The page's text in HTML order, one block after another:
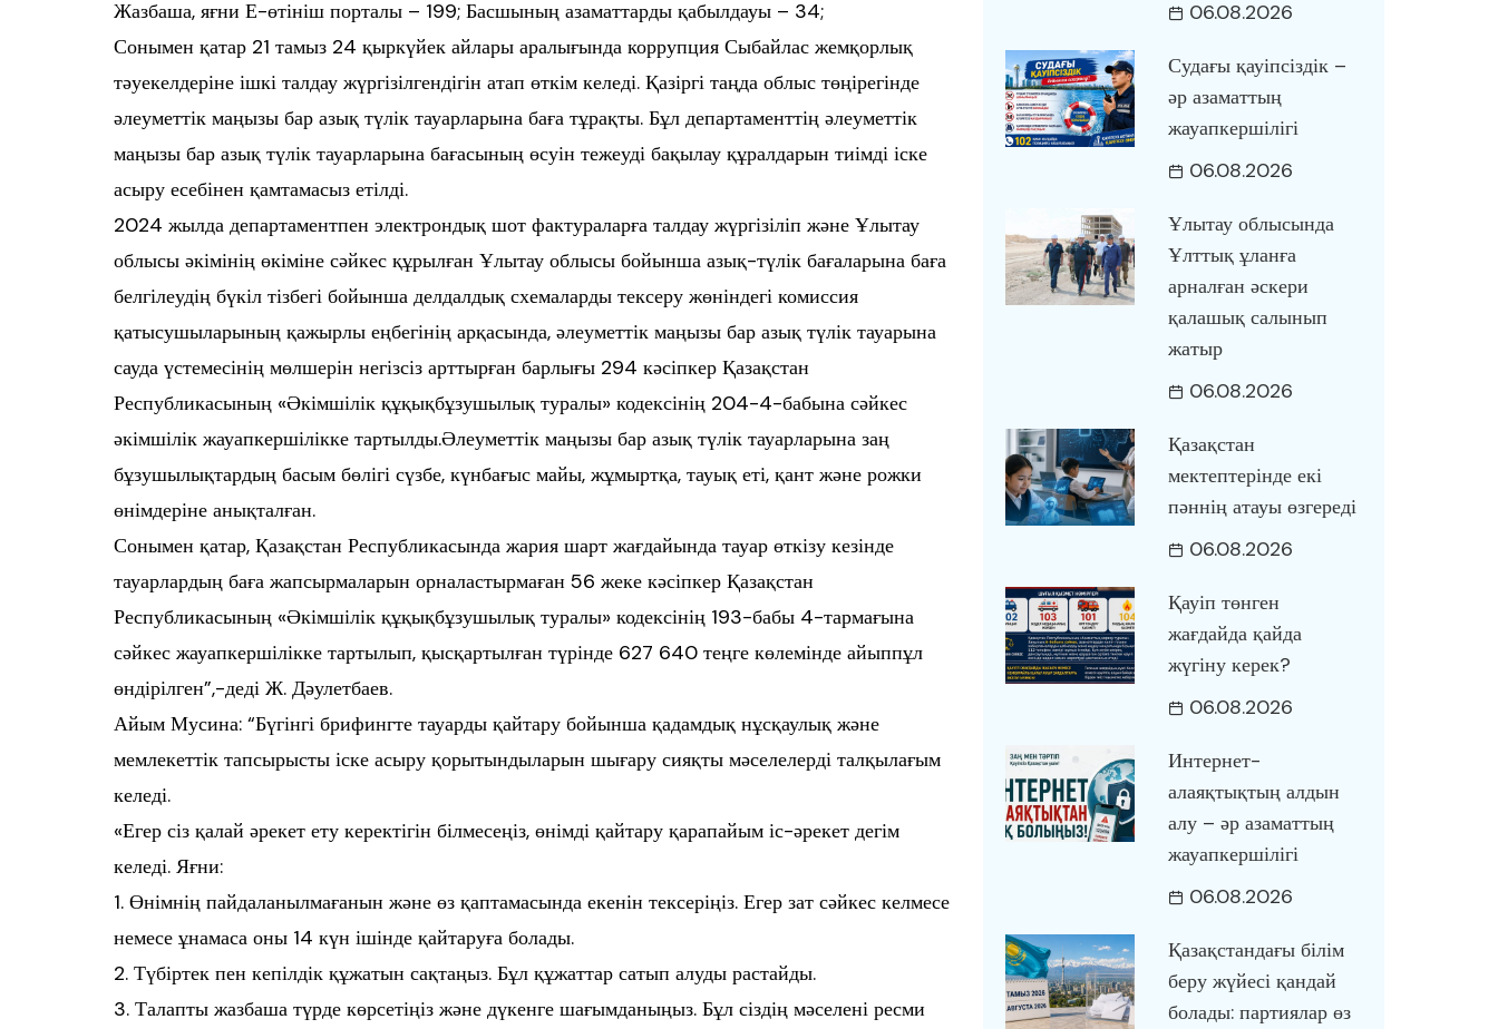
Жазбаша, яғни Е-өтініш порталы – 199; Басшының азаматтарды қабылдауы – 34;
Сонымен қатар 21 тамыз 24 қыркүйек айлары аралығында коррупция Сыбайлас жемқорлық
тәуекелдеріне ішкі талдау жүргізілгендігін атап өткім келеді. Қазіргі таңда облыс төңірегінде
әлеуметтік маңызы бар азық түлік тауарларына баға тұрақты. Бұл департаменттің әлеуметтік
маңызы бар азық түлік тауарларына бағасының өсуін тежеуді бақылау құралдарын тиімді іске
асыру есебінен қамтамасыз етілді.
2024 жылда департаментпен электрондық шот фактураларға талдау жүргізіліп және Ұлытау
облысы әкімінің өкіміне сәйкес құрылған Ұлытау облысы бойынша азық-түлік бағаларына баға
белгілеудің бүкіл тізбегі бойынша делдалдық схемаларды тексеру жөніндегі комиссия
қатысушыларының қажырлы еңбегінің арқасында, әлеуметтік маңызы бар азық түлік тауарына
сауда үстемесінің мөлшерін негізсіз арттырған барлығы 294 кәсіпкер Қазақстан
Республикасының «Әкімшілік құқықбұзушылық туралы» кодексінің 204-4-бабына сәйкес
әкімшілік жауапкершілікке тартылды.Әлеуметтік маңызы бар азық түлік тауарларына заң
бұзушылықтардың басым бөлігі сүзбе, күнбағыс майы, жұмыртқа, тауық еті, қант және рожки
өнімдеріне анықталған.
Сонымен қатар, Қазақстан Республикасында жария шарт жағдайында тауар өткізу кезінде
тауарлардың баға жапсырмаларын орналастырмаған 56 жеке кәсіпкер Қазақстан
Республикасының «Әкімшілік құқықбұзушылық туралы» кодексінің 193-бабы 4-тармағына
сәйкес жауапкершілікке тартылып, қысқартылған түрінде 627 640 теңге көлемінде айыппұл
өндірілген”,-деді Ж. Дәулетбаев.
Айым Мусина: “Бүгінгі брифингте тауарды қайтару бойынша қадамдық нұсқаулық және
мемлекеттік тапсырысты іске асыру қорытындыларын шығару сияқты мәселелерді талқылағым
келеді.
«Егер сіз қалай әрекет ету керектігін білмесеңіз, өнімді қайтару қарапайым іс-әрекет дегім
келеді. Яғни:
1. Өнімнің пайдаланылмағанын және өз қаптамасында екенін тексеріңіз. Егер зат сәйкес келмесе
немесе ұнамаса оны 14 күн ішінде қайтаруға болады.
2. Түбіртек пен кепілдік құжатын сақтаңыз. Бұл құжаттар сатып алуды растайды.
3. Талапты жазбаша түрде көрсетіңіз және дүкенге шағымданыңыз. Бұл сіздің мәселені ресми
06.08.2026
Судағы қауіпсіздік –
әр азаматтың
жауапкершілігі
06.08.2026
Ұлытау облысында
Ұлттық ұланға
арналған әскери
қалашық салынып
жатыр
06.08.2026
Қазақстан
мектептерінде екі
пәннің атауы өзгереді
06.08.2026
Қауіп төнген
жағдайда қайда
жүгіну керек?
06.08.2026
Интернет-
алаяқтықтың алдын
алу – әр азаматтың
жауапкершілігі
06.08.2026
Қазақстандағы білім
беру жүйесі қандай
болады: партиялар өз